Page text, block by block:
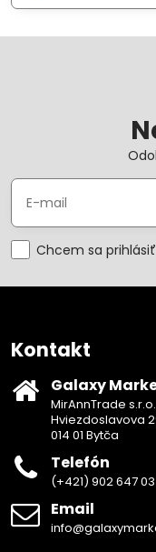
Chcem sa
Kontakt
Galaxy
MirAnnTrade s.r.o.
Hviezdoslavova
014 01 Bytča
Telefón
(+421) 902 647
Email